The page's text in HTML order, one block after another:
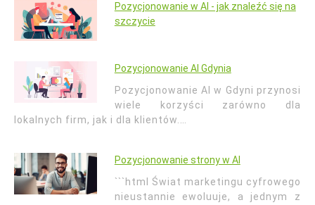
Pozycjonowanie w AI - jak znaleźć się na
szczycie
Pozycjonowanie AI Gdynia
Pozycjonowanie AI w Gdyni przynosi
wiele korzyści zarówno dla
lokalnych firm, jak i dla klientów.…
Pozycjonowanie strony w AI
```html Świat marketingu cyfrowego
nieustannie ewoluuje, a jednym z